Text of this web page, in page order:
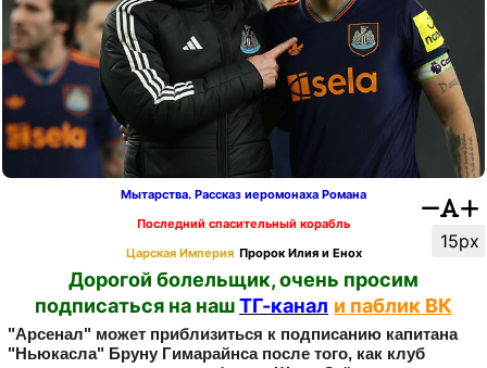
15px
Мытарства. Рассказ иеромонаха Романа
Последний спасительный корабль
Царская Империя Пророк Илия и Енох
Дорогой болельщик, очень просим
подписаться на нашТГ-канал и паблик ВК
"Арсенал" может приблизиться к подписанию капитана
"Ньюкасла" Бруну Гимарайнса после того, как клуб